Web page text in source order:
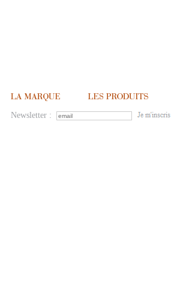
Newsletter :